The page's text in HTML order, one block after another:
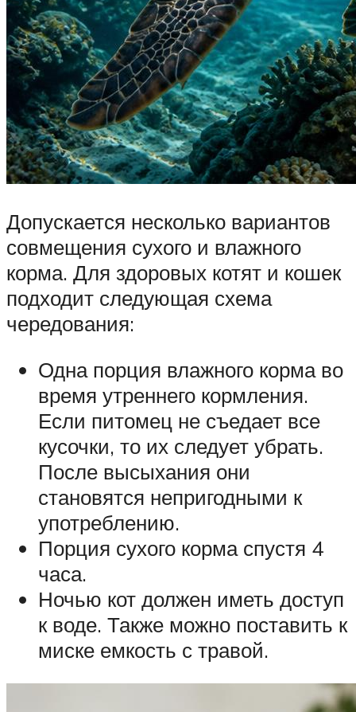
Допускается несколько вариантов
совмещения сухого и влажного
корма. Для здоровых котят и кошек
подходит следующая схема
чередования:
Одна порция влажного корма во
время утреннего кормления.
Если питомец не съедает все
кусочки, то их следует убрать.
После высыхания они
становятся непригодными к
употреблению.
Порция сухого корма спустя 4
часа.
Ночью кот должен иметь доступ
к воде. Также можно поставить к
миске емкость с травой.